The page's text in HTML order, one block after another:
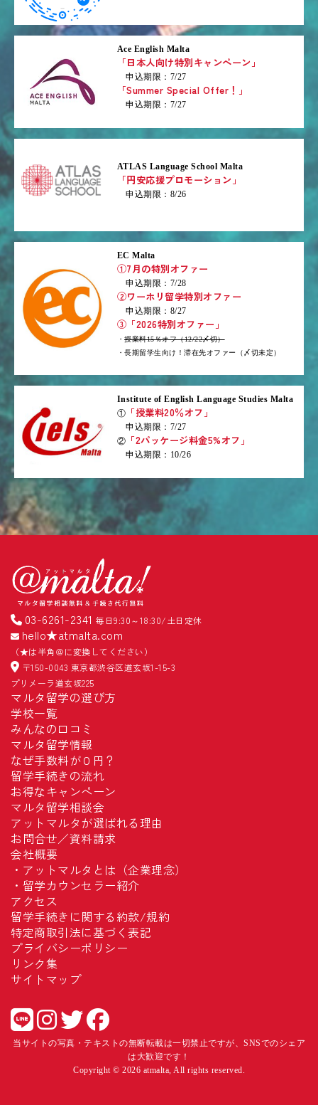
Ace English Malta
「日本人向け特別キャンペーン」
申込期限：7/27
「Summer Special Offer！」
申込期限：7/27
ATLAS Language School Malta
「円安応援プロモーション」
申込期限：8/26
EC Malta
①7月の特別オファー
申込期限：7/28
②ワーホリ留学特別オファー
申込期限：8/27
③「2026特別オファー」
・授業料15％オフ（12/22〆切）
・長期留学生向け！滞在先オファー（〆切未定）
Institute of English Language Studies Malta
① 「授業料20％オフ」
申込期限：7/27
② 「2パッケージ料金5%オフ」
申込期限：10/26
03-6261-2341 毎日9:30～18:30/土日定休
hello★atmalta.com
（★は半角＠に変換してください）
〒150-0043 東京都渋谷区道玄坂1-15-3
プリメーラ道玄坂225
マルタ留学の選び方
学校一覧
みんなの口コミ
マルタ留学情報
なぜ手数料が０円？
留学手続きの流れ
お得なキャンペーン
マルタ留学相談会
アットマルタが選ばれる理由
お問合せ／資料請求
会社概要
・ アットマルタとは（企業理念）
・ 留学カウンセラー紹介
アクセス
留学手続きに関する約款/規約
特定商取引法に基づく表記
プライバシーポリシー
リンク集
サイトマップ
当サイトの写真・テキストの無断転載は一切禁止ですが、SNSでのシェア
は大歓迎です！
Copyright © 2026 atmalta, All rights reserved.